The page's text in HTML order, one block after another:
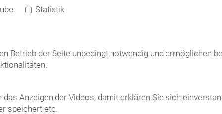
Statistik
Betrieb der Seite unbedingt notwendig und ermöglichen
das Anzeigen der Videos, damit erklären Sie sich
speichert etc.
Sicherheitsabfrage*